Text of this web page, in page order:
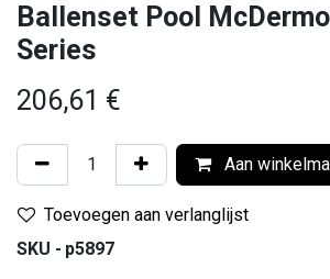
Ballenset Pool
Series
206,61 €
Aan
Toevoegen aan verlanglijst
SKU - p5897